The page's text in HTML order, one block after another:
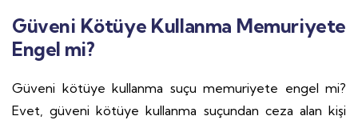
Güveni Kötüye Kullanma Memuriyete
Engel mi?
Güveni kötüye kullanma suçu memuriyete engel mi?
Evet, güveni kötüye kullanma suçundan ceza alan kişi